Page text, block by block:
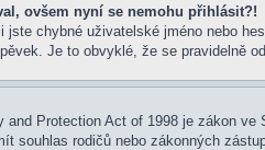
ovšem nyní se nemohu přihlásit?!
jste chybné uživatelské jméno nebo
Je to obvyklé, že se pravidelně
and Protection Act of 1998 je zákon
souhlas rodičů nebo zákonných